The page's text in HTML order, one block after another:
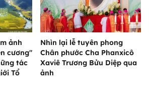
ảnh
cương"
tác
Tổ
Nhìn lại lễ tuyên phong
Chân phước Cha Phanxicô
Xaviê Trương Bửu Diệp qua
ảnh